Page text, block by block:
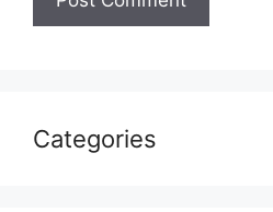
Categories